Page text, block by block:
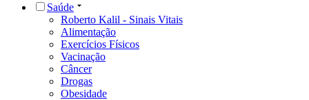
Saúde
Roberto Kalil - Sinais Vitais
Alimentação
Exercícios Físicos
Vacinação
Câncer
Drogas
Obesidade